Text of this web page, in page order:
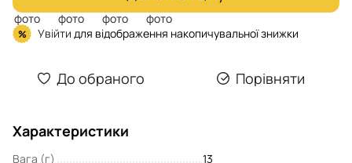
% Увійти для відображення накопичувальної знижки
До обраного Порівняти
Характеристики
Вага (г)
13